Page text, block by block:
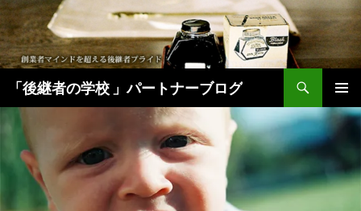
「後継者の学校 」パートナーブログ
検
メインメ
ニュー